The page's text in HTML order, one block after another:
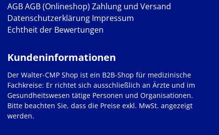
AGBAGB (Onlineshop) Zahlung und Versand
Datenschutzerklärung Impressum
Echtheit der Bewertungen
Kundeninformationen
Der Walter-CMP Shop ist ein B2B-Shop für medizinische
Fachkreise: Er richtet sich ausschließlich an Ärzte und im
Gesundheitswesen tätige Personen und Organisationen.
Bitte beachten Sie, dass die Preise exkl. MwSt. angezeigt
werden.